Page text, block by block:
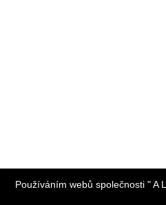
Používáním webů společnosti " A